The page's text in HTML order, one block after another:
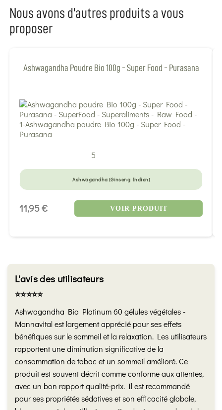
L'avis des utilisateurs
⭐️⭐️⭐️⭐️⭐️
Ashwagandha Bio Platinum 60 gélules végétales -
Mannavital est largement apprécié pour ses effets
bénéfiques sur le sommeil et la relaxation. Les utilisateurs
rapportent une diminution significative de la
consommation de tabac et un sommeil amélioré. Ce
produit est souvent décrit comme conforme aux attentes,
avec un bon rapport qualité-prix. Il est recommandé
pour ses propriétés sédatives et son efficacité globale,
Nous avons d'autres produits a vous
proposer
Ashwagandha Poudre Bio 100g - Super Food - Purasana
5
Ashwagandha (Ginseng Indien)
11,95 € VOIR PRODUIT